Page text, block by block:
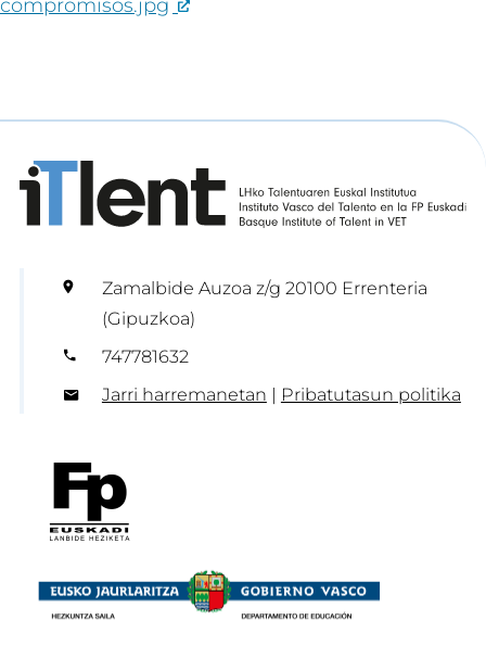
compromisos.jpg
Zamalbide Auzoa z/g 20100 Errenteria
(Gipuzkoa)
747781632
Jarri harremanetan | Pribatutasun politika